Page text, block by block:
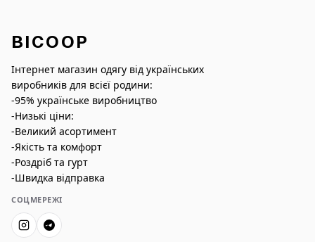
BICOOP
Інтернет магазин одягу від українських
виробників для всієї родини:
-95% українське виробництво
-Низькі ціни:
-Великий асортимент
-Якість та комфорт
-Роздріб та гурт
-Швидка відправка
СОЦМЕРЕЖІ